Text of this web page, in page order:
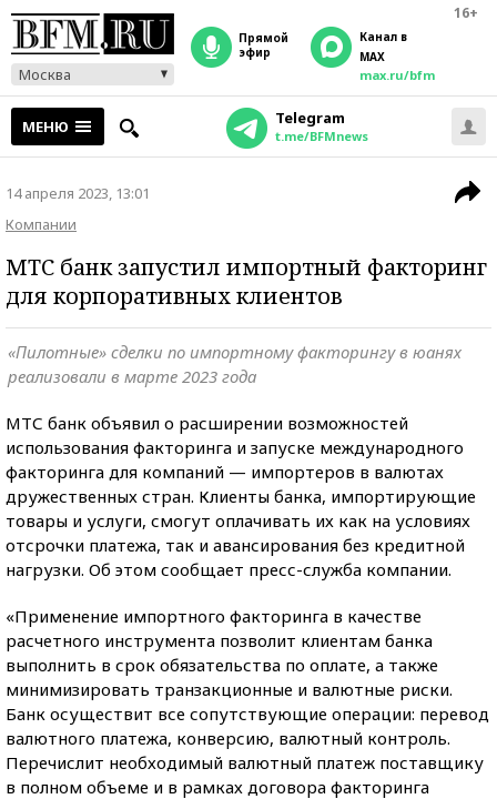
16+
Москва
прямой
эфир
Канал в
MAX
max.ru/bfm
МЕНЮ Telegram
t.me/BFMnews
14 апреля 2023, 13:01
Компании
МТС банк запустил импортный факторинг
для корпоративных клиентов
«Пилотные» сделки по импортному факторингу в юанях
реализовали в марте 2023 года
МТС банк объявил о расширении возможностей
использования факторинга и запуске международного
факторинга для компаний — импортеров в валютах
дружественных стран. Клиенты банка, импортирующие
товары и услуги, смогут оплачивать их как на условиях
отсрочки платежа, так и авансирования без кредитной
нагрузки. Об этом сообщает пресс-служба компании.
«Применение импортного факторинга в качестве
расчетного инструмента позволит клиентам банка
выполнить в срок обязательства по оплате, а также
минимизировать транзакционные и валютные риски.
Банк осуществит все сопутствующие операции: перевод
валютного платежа, конверсию, валютный контроль.
Перечислит необходимый валютный платеж поставщику
в полном объеме и в рамках договора факторинга